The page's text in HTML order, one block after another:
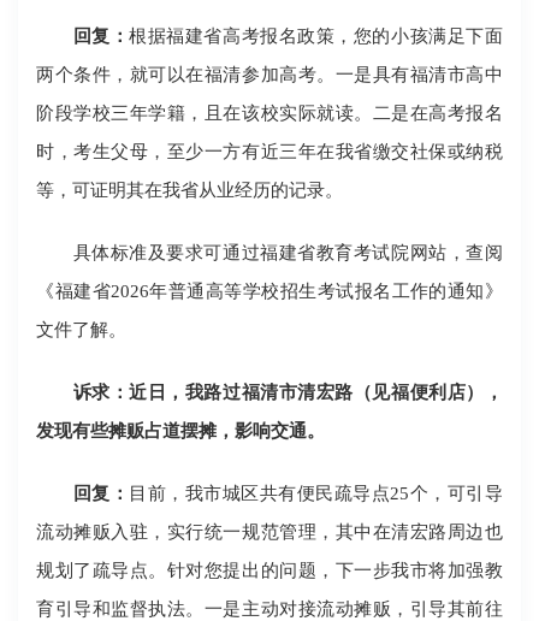
回复：根据福建省高考报名政策，您的小孩满足下面
两个条件，就可以在福清参加高考。一是具有福清市高中
阶段学校三年学籍，且在该校实际就读。二是在高考报名
时，考生父母，至少一方有近三年在我省缴交社保或纳税
等，可证明其在我省从业经历的记录。
具体标准及要求可通过福建省教育考试院网站，查阅
《福建省2026年普通高等学校招生考试报名工作的通知》
文件了解。
诉求：近日，我路过福清市清宏路（见福便利店），
发现有些摊贩占道摆摊，影响交通。
回复： 目前，我市城区共有便民疏导点25个，可引导
流动摊贩入驻，实行统一规范管理，其中在清宏路周边也
规划了疏导点。针对您提出的问题，下一步我市将加强教
育引导和监督执法。一是主动对接流动摊贩，引导其前往